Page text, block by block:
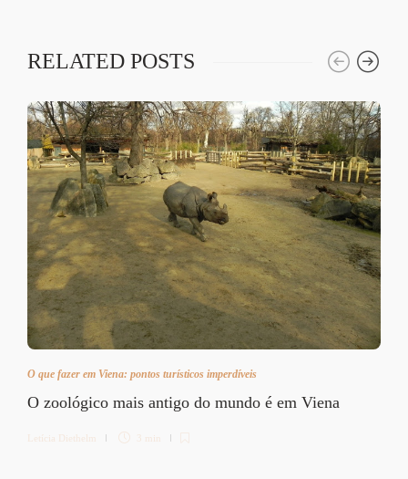
RELATED POSTS
O que fazer em Viena: pontos turísticos imperdíveis
O zoológico mais antigo do mundo é em Viena
Letícia Diethelm 3 min